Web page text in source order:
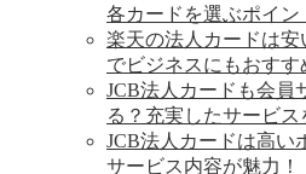
各カードを選ぶポイン
楽天の法人カードは
でビジネスにもおすす
JCB法人カードも会員
る？充実したサービス
JCB法人カードは高い
サービス内容が魅力！